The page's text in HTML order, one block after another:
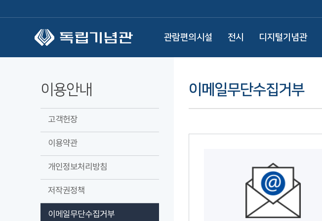
관람편의시설 전시 디지털기념관
이용안내
고객헌장
이용약관
개인정보처리방침
저작권정책
이메일무단수집거부
이메일무단수집거부